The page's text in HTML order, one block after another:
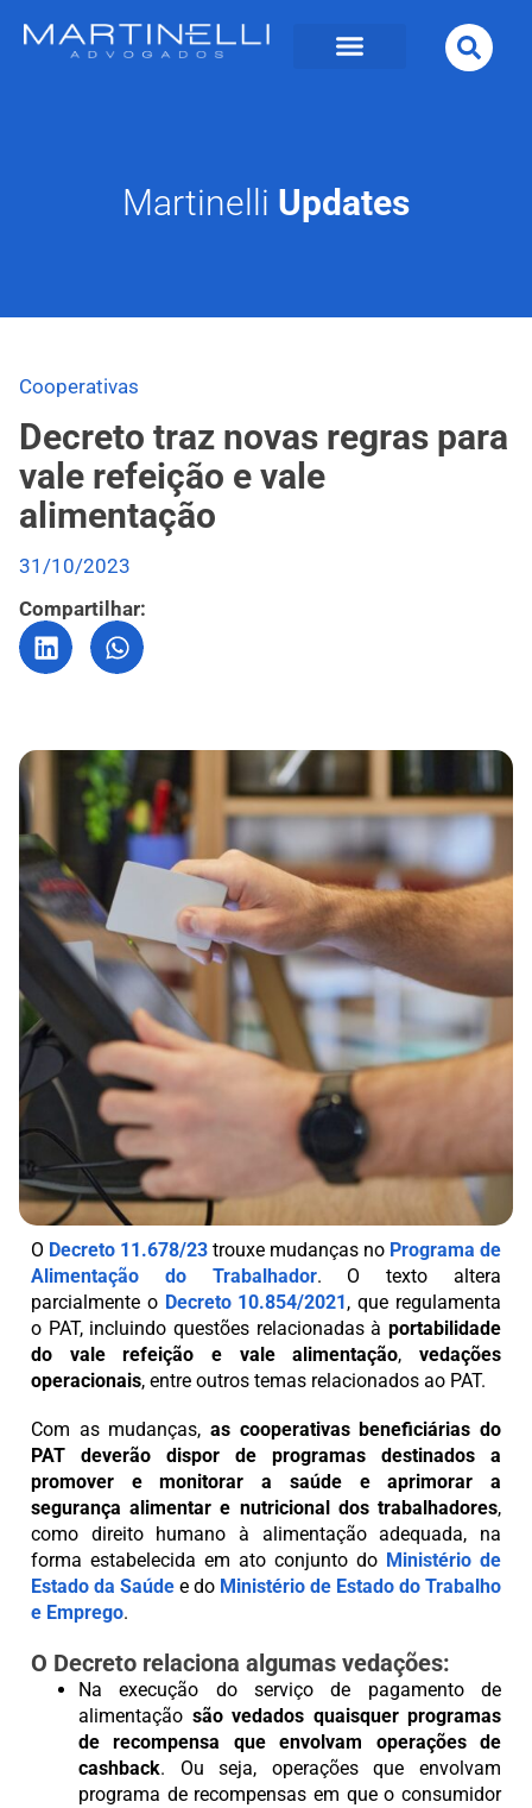
Martinelli Updates
Cooperativas
Decreto traz novas regras para
vale refeição e vale
alimentação
31/10/2023
Compartilhar:
O Decreto 11.678/23 trouxe mudanças no Programa de
Alimentação do Trabalhador. O texto altera
parcialmente o Decreto 10.854/2021, que regulamenta
o PAT, incluindo questões relacionadas à portabilidade
do vale refeição e vale alimentação,vedações
operacionais, entre outros temas relacionados ao PAT.
Com as mudanças, as cooperativas beneficiárias do
PAT deverão dispor de programas destinados a
promover e monitorar a saúde e aprimorar a
segurança alimentar e nutricional dos trabalhadores,
como direito humano à alimentação adequada, na
forma estabelecida em ato conjunto do Ministério de
Estado da Saúde e do Ministério de Estado do Trabalho
e Emprego.
O Decreto relaciona algumas vedações:
Na execução do serviço de pagamento de
alimentação são vedados quaisquer programas
de recompensa que envolvam operações de
cashback. Ou seja, operações que envolvam
programa de recompensas em que o consumidor